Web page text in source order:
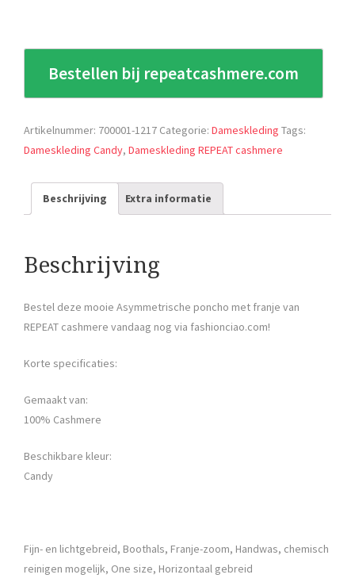
Bestellen bij repeatcashmere.com
Artikelnummer: 700001-1217 Categorie: Dameskleding Tags:
Dameskleding Candy, Dameskleding REPEAT cashmere
Beschrijving Extra informatie
Beschrijving
Bestel deze mooie Asymmetrische poncho met franje van
REPEAT cashmere vandaag nog via fashionciao.com!
Korte specificaties:
Gemaakt van:
100% Cashmere
Beschikbare kleur:
Candy
Fijn- en lichtgebreid, Boothals, Franje-zoom, Handwas, chemisch
reinigen mogelijk, One size, Horizontaal gebreid